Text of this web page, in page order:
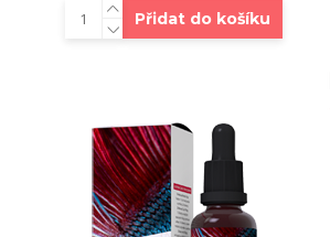
Přidat do košíku